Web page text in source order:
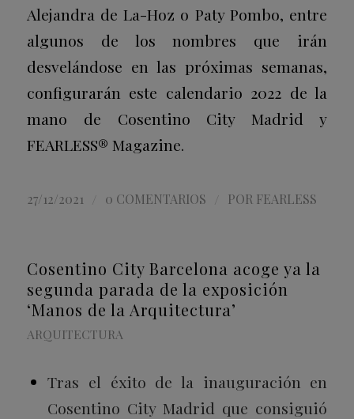
Alejandra de La-Hoz o Paty Pombo, entre
algunos de los nombres que irán
desvelándose en las próximas semanas,
configurarán este calendario 2022 de la
mano de Cosentino City Madrid y
FEARLESS® Magazine.
27/12/2021 0 COMENTARIOS POR FEARLESS
Cosentino City Barcelona acoge ya la
segunda parada de la exposición
‘Manos de la Arquitectura’
ARQUITECTURA
Tras el éxito de la inauguración en
Cosentino City Madrid que consiguió